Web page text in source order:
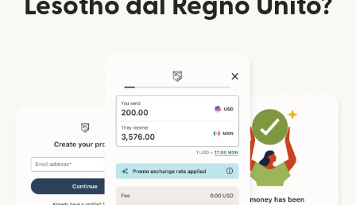
Lesotho dal Regno Unito?